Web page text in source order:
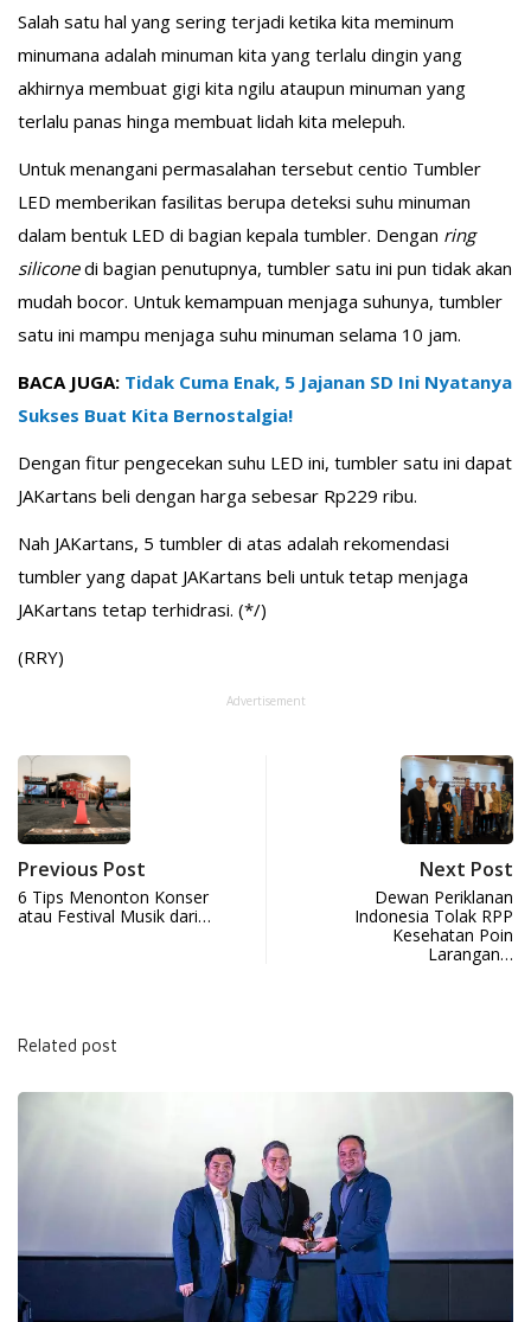
Salah satu hal yang sering terjadi ketika kita meminum
minumana adalah minuman kita yang terlalu dingin yang
akhirnya membuat gigi kita ngilu ataupun minuman yang
terlalu panas hinga membuat lidah kita melepuh.
Untuk menangani permasalahan tersebut centio Tumbler
LED memberikan fasilitas berupa deteksi suhu minuman
dalam bentuk LED di bagian kepala tumbler. Dengan ring
siliconedi bagian penutupnya, tumbler satu ini pun tidak akan
mudah bocor. Untuk kemampuan menjaga suhunya, tumbler
satu ini mampu menjaga suhu minuman selama 10 jam.
BACA JUGA: Tidak Cuma Enak, 5 Jajanan SD Ini Nyatanya
Sukses Buat Kita Bernostalgia!
Dengan fitur pengecekan suhu LED ini, tumbler satu ini dapat
JAKartans beli dengan harga sebesar Rp229 ribu.
Nah JAKartans, 5 tumbler di atas adalah rekomendasi
tumbler yang dapat JAKartans beli untuk tetap menjaga
JAKartans tetap terhidrasi. (*/)
(RRY)
Advertisement
Previous Post
6 Tips Menonton Konser
atau Festival Musik dari…
Next Post
Dewan Periklanan
Indonesia Tolak RPP
Kesehatan Poin
Larangan…
Related post